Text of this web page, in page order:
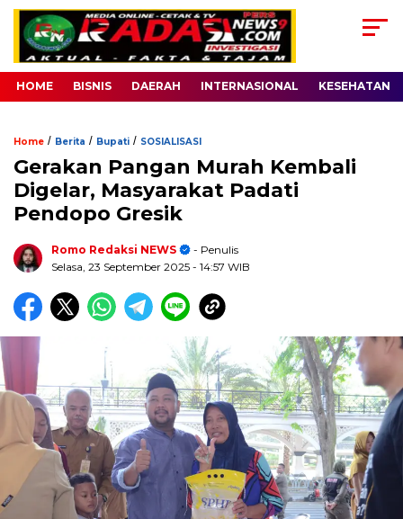
HOME BISNIS DAERAH INTERNASIONAL KESEHATAN
Home / Berita / Bupati / SOSIALISASI
Gerakan Pangan Murah Kembali
Digelar, Masyarakat Padati
Pendopo Gresik
Romo Redaksi NEWS
- Penulis
Selasa, 23 September 2025 - 14:57 WIB